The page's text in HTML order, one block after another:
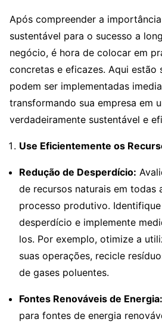
Após compreender a
sustentável para o sucesso a
negócio, é hora de colocar em
concretas e eficazes. Aqui estão
podem ser implementadas
transformando sua empresa em
verdadeiramente sustentável e
Use Eficientemente os
Redução de Desperdício:
de recursos naturais em todas
processo produtivo.
desperdício e implemente
los. Por exemplo, otimize a
suas operações, recicle
de gases poluentes.
Fontes Renováveis de Energia:
para fontes de energia